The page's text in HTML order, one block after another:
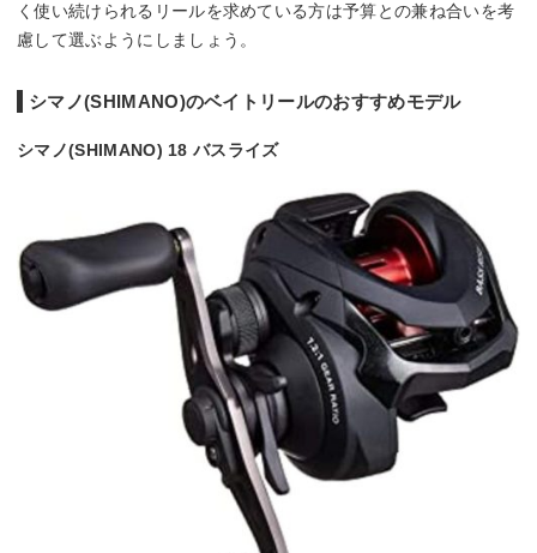
く使い続けられるリールを求めている方は予算との兼ね合いを考
慮して選ぶようにしましょう。
シマノ(SHIMANO)のベイトリールのおすすめモデル
シマノ(SHIMANO) 18 バスライズ